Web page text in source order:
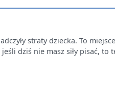
straty dziecka. To
dziś nie masz siły pisać, to